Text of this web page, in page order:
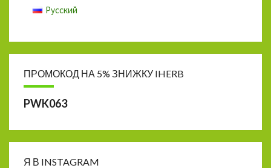
Русский
ПРОМОКОД НА 5% ЗНИЖКУ IHERB
PWK063
Я В INSTAGRAM